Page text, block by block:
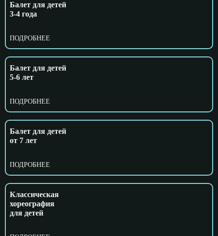
Балет для детей
3-4 года
ПОДРОБНЕЕ
Балет для детей
5-6 лет
ПОДРОБНЕЕ
Балет для детей
от 7 лет
ПОДРОБНЕЕ
Классическая
хореография
для детей